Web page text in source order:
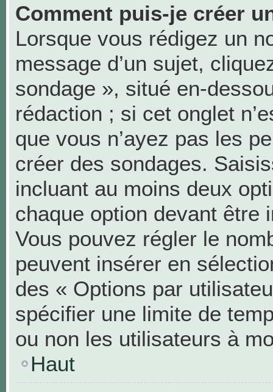
Comment puis-je créer
Lorsque vous rédigez un
message d’un sujet,
sondage », situé en-
rédaction ; si cet onglet
que vous n’ayez pas les
créer des sondages.
incluant au moins deux
chaque option devant être
Vous pouvez régler le
peuvent insérer en
des « Options par
spécifier une limite de
ou non les utilisateurs à
Haut